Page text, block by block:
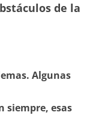
de la
Algunas
siempre, esas